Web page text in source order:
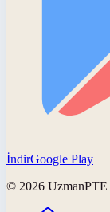
İndirGoogle Play
© 2026 UzmanPTE